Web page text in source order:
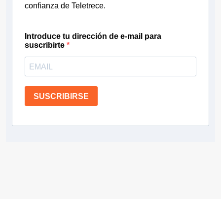
confianza de Teletrece.
Introduce tu dirección de e-mail para
suscribirte
SUSCRIBIRSE